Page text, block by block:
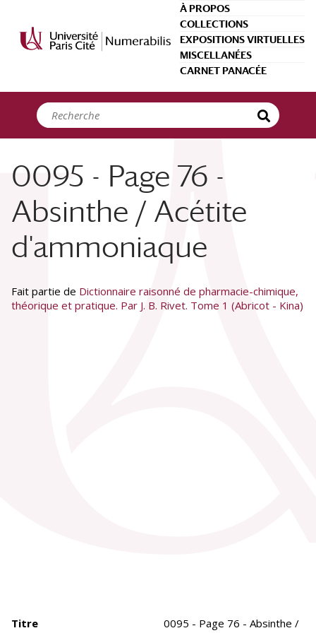
À PROPOS
COLLECTIONS
EXPOSITIONS VIRTUELLES
MISCELLANÉES
CARNET PANACÉE
0095 - Page 76 -
Absinthe / Acétite
d'ammoniaque
Fait partie de Dictionnaire raisonné de pharmacie-chimique,
théorique et pratique. Par J. B. Rivet. Tome 1 (Abricot - Kina)
Titre
0095 - Page 76 - Absinthe /